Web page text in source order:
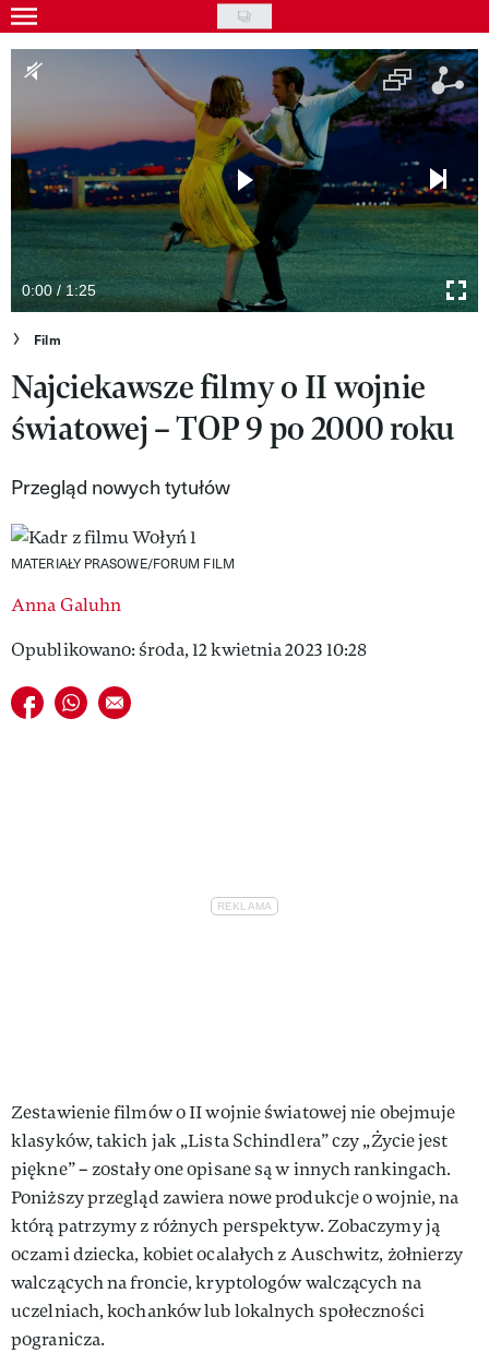
Skip
to
main
Gwiazdy
Moda
Uroda
Styl życia
Kultura
Wideo
Nasze akcje
VIVA!ART
VIVA!MAN
VIVA!PEOPLE POWER
VIVA!ITAKA
MAGAZYN VIVA!
0:00 / 1:25
Film
Najciekawsze filmy o II wojnie
światowej – TOP 9 po 2000 roku
Przegląd nowych tytułów
MATERIAŁY PRASOWE/FORUM FILM
Anna Galuhn
Opublikowano: środa, 12 kwietnia 2023 10:28
Udostępnij na facebook
Udostępnij na whatsapp
E-mail do przyjaciela
Zestawienie filmów o II wojnie światowej nie obejmuje
klasyków, takich jak „Lista Schindlera” czy „Życie jest
piękne” – zostały one opisane są w innych rankingach.
Poniższy przegląd zawiera nowe produkcje o wojnie, na
którą patrzymy z różnych perspektyw. Zobaczymy ją
oczami dziecka, kobiet ocalałych z Auschwitz, żołnierzy
walczących na froncie, kryptologów walczących na
uczelniach, kochanków lub lokalnych społeczności
pogranicza.